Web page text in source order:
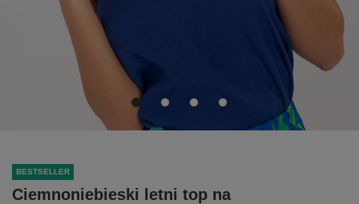
BESTSELLER
Ciemnoniebieski letni top na